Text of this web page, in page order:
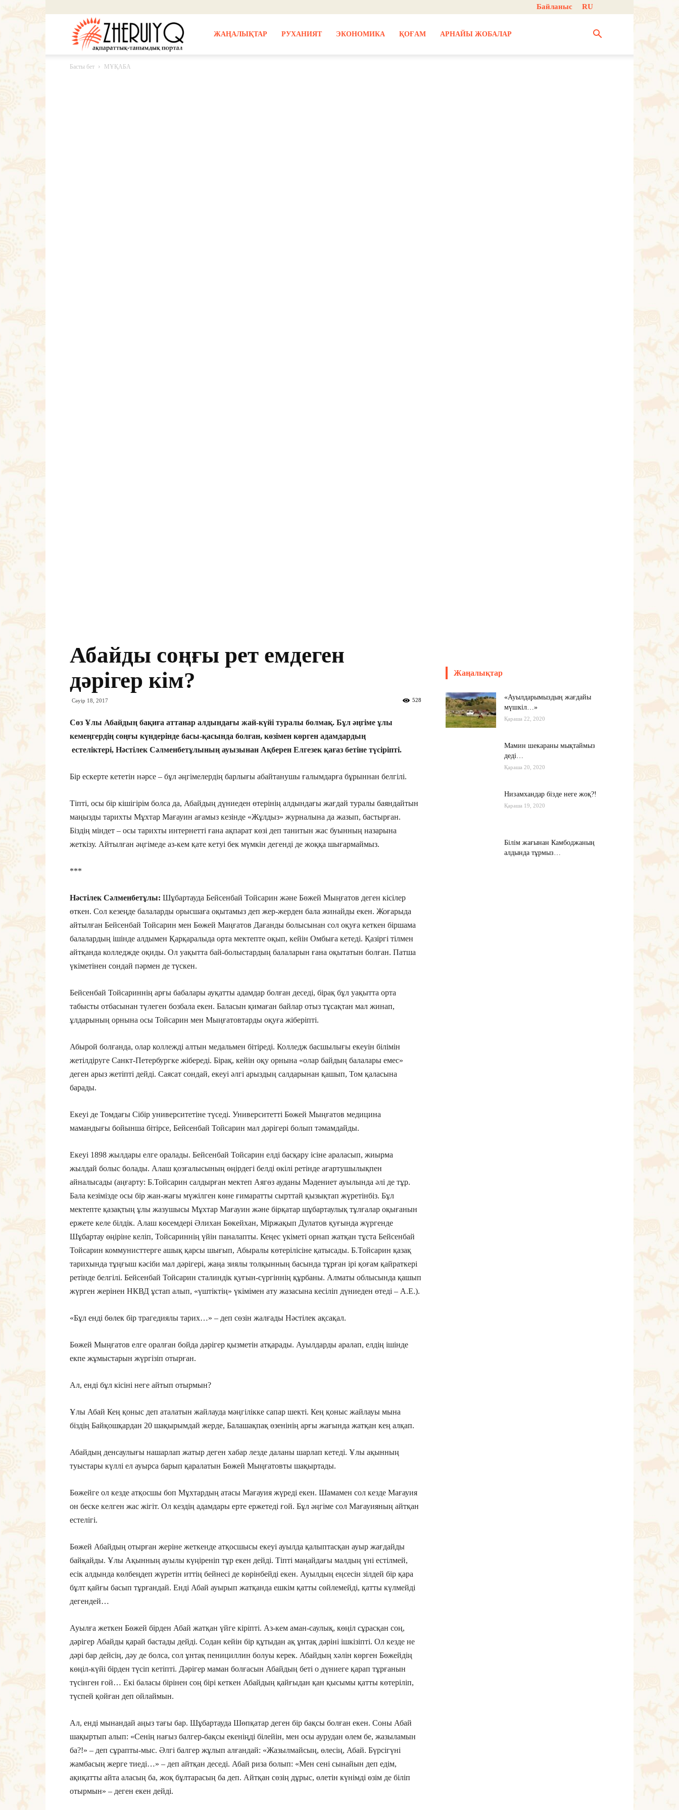
Байланыс RU
ЖАҢАЛЫҚТАР РУХАНИЯТ ЭКОНОМИКА ҚОҒАМ АРНАЙЫ ЖОБАЛАР
Басты бет МҰҚАБА
Абайды соңғы рет емдеген
дәрігер кім?
Сәуір 18, 2017 528
Сөз Ұлы Абайдың бақиға аттанар алдындағы жай-күйі туралы болмақ. Бұл әңгіме ұлы
кемеңгердің соңғы күндерінде басы-қасында болған, көзімен көрген адамдардың
естеліктері, Нәстілек Сәлменбетұлының ауызынан Ақберен Елгезек қағаз бетіне түсіріпті.
Бір ескерте кететін нәрсе – бұл әңгімелердің барлығы абайтанушы ғалымдарға бұрыннан белгілі.
Тіпті, осы бір кішігірім болса да, Абайдың дүниеден өтерінің алдындағы жағдай туралы баяндайтын
маңызды тарихты Мұхтар Мағауин ағамыз кезінде «Жұлдыз» журналына да жазып, бастырған.
Біздің міндет – осы тарихты интернетті ғана ақпарат көзі деп танитын жас буынның назарына
жеткізу. Айтылған әңгімеде аз-кем қате кетуі бек мүмкін дегенді де жоққа шығармаймыз.
***
Нәстілек Сәлменбетұлы: Шұбартауда Бейсенбай Тойсарин және Бөжей Мыңғатов деген кісілер
өткен. Сол кезеңде балаларды орысшаға оқытамыз деп жер-жерден бала жинайды екен. Жоғарыда
айтылған Бейсенбай Тойсарин мен Бөжей Маңғатов Дағанды болысынан сол оқуға кеткен біршама
балалардың ішінде алдымен Қарқаралыда орта мектепте оқып, кейін Омбыға кетеді. Қазіргі тілмен
айтқанда колледжде оқиды. Ол уақытта бай-болыстардың балаларын ғана оқытатын болған. Патша
үкіметінен сондай пәрмен де түскен.
Бейсенбай Тойсариннің арғы бабалары ауқатты адамдар болған деседі, бірақ бұл уақытта орта
табысты отбасынан түлеген бозбала екен. Баласын қимаған байлар отыз тұсақтан мал жинап,
ұлдарының орнына осы Тойсарин мен Мыңғатовтарды оқуға жіберіпті.
Абырой болғанда, олар коллежді алтын медальмен бітіреді. Колледж басшылығы екеуін білімін
жетілдіруге Санкт-Петербургке жібереді. Бірақ, кейін оқу орнына «олар байдың балалары емес»
деген арыз жетіпті дейді. Саясат сондай, екеуі әлгі арыздың салдарынан қашып, Том қаласына
барады.
Екеуі де Томдағы Сібір университетіне түседі. Университетті Бөжей Мыңғатов медицина
мамандығы бойынша бітірсе, Бейсенбай Тойсарин мал дәрігері болып тәмамдайды.
Екеуі 1898 жылдары елге оралады. Бейсенбай Тойсарин елді басқару ісіне араласып, жиырма
жылдай болыс болады. Алаш қозғалысының өңірдегі белді өкілі ретінде ағартушылықпен
айналысады (аңғарту: Б.Тойсарин салдырған мектеп Аягөз ауданы Мәдениет ауылында әлі де тұр.
Бала кезімізде осы бір жан-жағы мүжілген көне ғимаратты сырттай қызықтап жүретінбіз. Бұл
мектепте қазақтың ұлы жазушысы Мұхтар Мағауин және бірқатар шұбартаулық тұлғалар оқығанын
ержете келе білдік. Алаш көсемдері Әлихан Бөкейхан, Міржақып Дулатов қуғында жүргенде
Шұбартау өңіріне келіп, Тойсариннің үйін паналапты. Кеңес үкіметі орнап жатқан тұста Бейсенбай
Тойсарин коммунисттерге ашық қарсы шығып, Абыралы көтерілісіне қатысады. Б.Тойсарин қазақ
тарихында тұңғыш кәсіби мал дәрігері, жаңа зиялы толқынның басында тұрған ірі қоғам қайраткері
ретінде белгілі. Бейсенбай Тойсарин сталиндік қуғын-сүргіннің құрбаны. Алматы облысында қашып
жүрген жерінен НКВД ұстап алып, «үштіктің» үкімімен ату жазасына кесіліп дүниеден өтеді – А.Е.).
«Бұл енді бөлек бір трагедиялы тарих…» – деп сөзін жалғады Нәстілек ақсақал.
Бөжей Мыңғатов елге оралған бойда дәрігер қызметін атқарады. Ауылдарды аралап, елдің ішінде
екпе жұмыстарын жүргізіп отырған.
Ал, енді бұл кісіні неге айтып отырмын?
Ұлы Абай Кең қоныс деп аталатын жайлауда мәңгілікке сапар шекті. Кең қоныс жайлауы мына
біздің Байқошқардан 20 шақырымдай жерде, Балашақпақ өзенінің арғы жағында жатқан кең алқап.
Абайдың денсаулығы нашарлап жатыр деген хабар лезде даланы шарлап кетеді. Ұлы ақынның
туыстары күллі ел ауырса барып қаралатын Бөжей Мыңғатовты шақыртады.
Бөжейге ол кезде атқосшы боп Мұхтардың атасы Мағауия жүреді екен. Шамамен сол кезде Мағауия
он беске келген жас жігіт. Ол кездің адамдары ерте ержетеді ғой. Бұл әңгіме сол Мағауияның айтқан
естелігі.
Бөжей Абайдың отырған жеріне жеткенде атқосшысы екеуі ауылда қалыптасқан ауыр жағдайды
байқайды. Ұлы Ақынның ауылы күңіреніп тұр екен дейді. Тіпті маңайдағы малдың үні естілмей,
есік алдында көлбеңдеп жүретін иттің бейнесі де көрінбейді екен. Ауылдың еңсесін зілдей бір қара
бұлт қайғы басып тұрғандай. Енді Абай ауырып жатқанда ешкім қатты сөйлемейді, қатты күлмейді
дегендей…
Ауылға жеткен Бөжей бірден Абай жатқан үйге кіріпті. Аз-кем аман-саулық, көңіл сұрасқан соң,
дәрігер Абайды қарай бастады дейді. Содан кейін бір құтыдан ақ ұнтақ дәріні ішкізіпті. Ол кезде не
дәрі бар дейсің, дәу де болса, сол ұнтақ пенициллин болуы керек. Абайдың хәлін көрген Бөжейдің
көңіл-күйі бірден түсіп кетіпті. Дәрігер маман болғасын Абайдың беті о дүниеге қарап тұрғанын
түсінген ғой… Екі баласы бірінен соң бірі кеткен Абайдың қайғыдан қан қысымы қатты көтеріліп,
түспей қойған деп ойлаймын.
Ал, енді мынандай аңыз тағы бар. Шұбартауда Шөпқатар деген бір бақсы болған екен. Соны Абай
шақыртып алып: «Сенің нағыз балгер-бақсы екеніңді білейін, мен осы аурудан өлем бе, жазыламын
ба?!» – деп сұрапты-мыс. Әлгі балгер жұлып алғандай: «Жазылмайсың, өлесің, Абай. Бүрсігүні
жамбасың жерге тиеді…» – деп айтқан деседі. Абай риза болып: «Мен сені сынайын деп едім,
ақиқатты айта аласың ба, жоқ бұлтарасың ба деп. Айтқан сөзің дұрыс, өлетін күнімді өзім де біліп
отырмын» – деген екен дейді.
Жаңалықтар
«Ауылдарымыздың жағдайы
мүшкіл…»
Қараша 22, 2020
Мамин шекараны мықтаймыз
деді…
Қараша 20, 2020
Низамхандар бізде неге жоқ?!
Қараша 19, 2020
Білім жағынан Камбоджаның
алдында тұрмыз…